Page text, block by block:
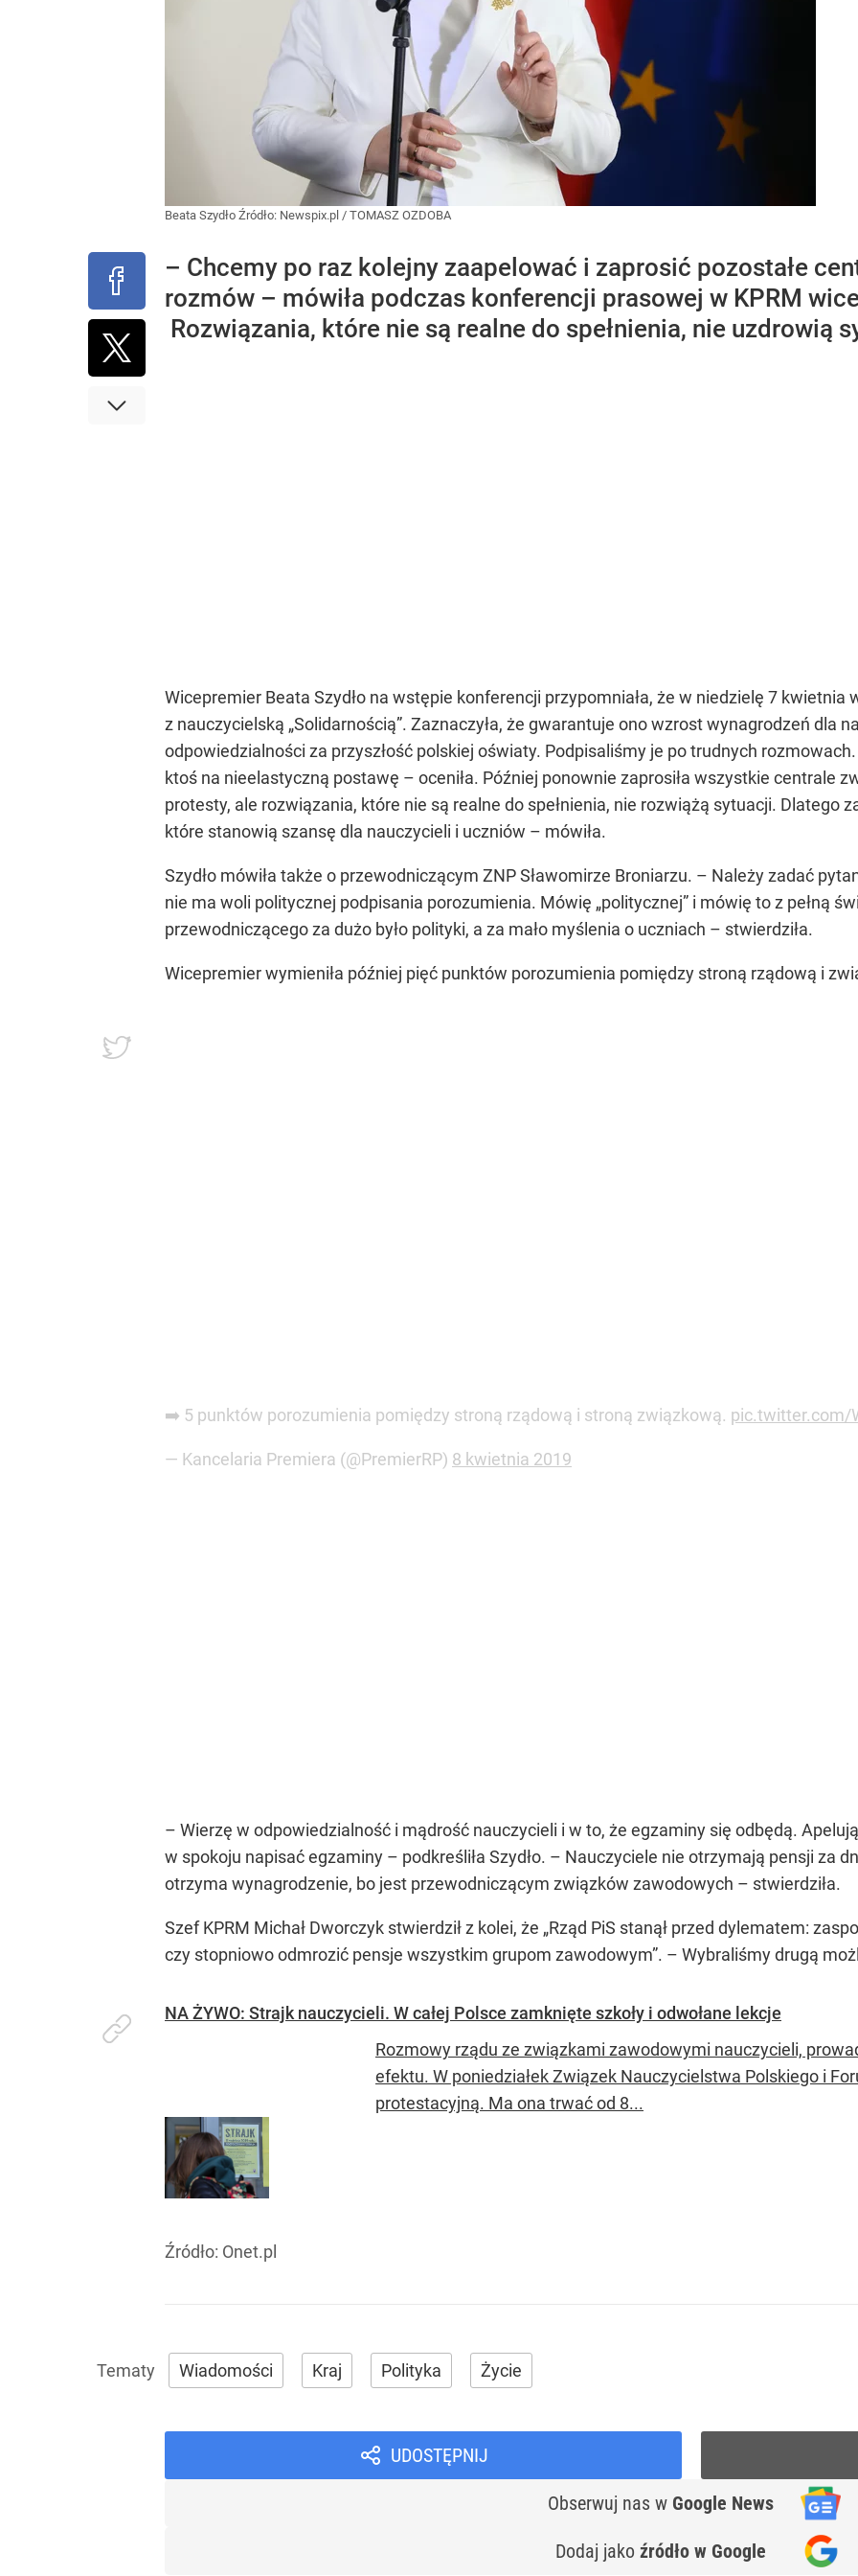
Beata Szydło Źródło: Newspix.pl / TOMASZ OZDOBA
– Chcemy po raz kolejny zaapelować i zaprosić pozostałe
rozmów – mówiła podczas konferencji prasowej w KPRM
Rozwiązania, które nie są realne do spełnienia, nie uzdrowią
Wicepremier Beata Szydło na wstępie konferencji przypomniała, że w niedzielę 7 kwietnia
z nauczycielską „Solidarnością”. Zaznaczyła, że gwarantuje ono wzrost wynagrodzeń dla
odpowiedzialności za przyszłość polskiej oświaty. Podpisaliśmy je po trudnych
ktoś na nieelastyczną postawę – oceniła. Później ponownie zaprosiła wszystkie centrale
protesty, ale rozwiązania, które nie są realne do spełnienia, nie rozwiążą sytuacji. Dlatego
które stanowią szansę dla nauczycieli i uczniów – mówiła.
Szydło mówiła także o przewodniczącym ZNP Sławomirze Broniarzu. – Należy zadać
nie ma woli politycznej podpisania porozumienia. Mówię „politycznej” i mówię to z pełną
przewodniczącego za dużo było polityki, a za mało myślenia o uczniach – stwierdziła.
Wicepremier wymieniła później pięć punktów porozumienia pomiędzy stroną rządową i
➡️ 5 punktów porozumienia pomiędzy stroną rządową i stroną związkową. pic.twitter.com/
— Kancelaria Premiera (@PremierRP) 8 kwietnia 2019
– Wierzę w odpowiedzialność i mądrość nauczycieli i w to, że egzaminy się odbędą.
w spokoju napisać egzaminy – podkreśliła Szydło. – Nauczyciele nie otrzymają pensji za
otrzyma wynagrodzenie, bo jest przewodniczącym związków zawodowych – stwierdziła.
Szef KPRM Michał Dworczyk stwierdził z kolei, że „Rząd PiS stanął przed dylematem:
czy stopniowo odmrozić pensje wszystkim grupom zawodowym”. – Wybraliśmy drugą
NA ŻYWO: Strajk nauczycieli. W całej Polsce zamknięte szkoły i odwołane lekcje
Rozmowy rządu ze związkami zawodowymi nauczycieli,
efektu. W poniedziałek Związek Nauczycielstwa Polskiego i
protestacyjną. Ma ona trwać od 8...
Źródło: Onet.pl
Wiadomości Kraj Polityka Życie
UDOSTĘPNIJ
Obserwuj nas w Google News
Dodaj jako źródło w Google